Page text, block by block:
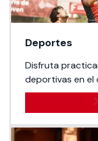
Deportes
Disfruta
deportivas en el